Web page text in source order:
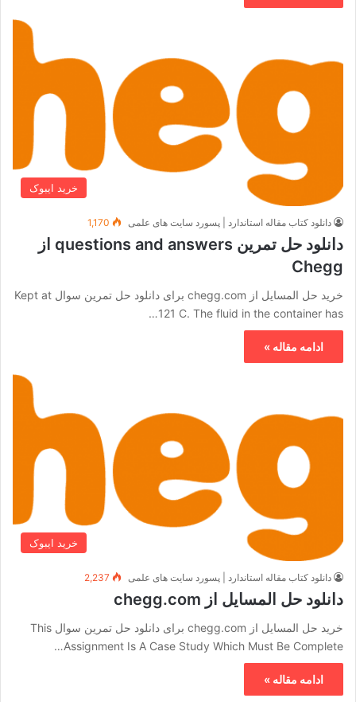
خرید ایبوک
دانلود کتاب مقاله استاندارد | پسورد سایت های علمی 1,170
دانلود حل تمرین questions and answers از
Chegg
خرید حل المسایل از chegg.com برای دانلود حل تمرین سوال Kept at
121 C. The fluid in the container has…
ادامه مقاله »
خرید ایبوک
دانلود کتاب مقاله استاندارد | پسورد سایت های علمی 2,237
دانلود حل المسایل از chegg.com
خرید حل المسایل از chegg.com برای دانلود حل تمرین سوال This
Assignment Is A Case Study Which Must Be Complete…
ادامه مقاله »